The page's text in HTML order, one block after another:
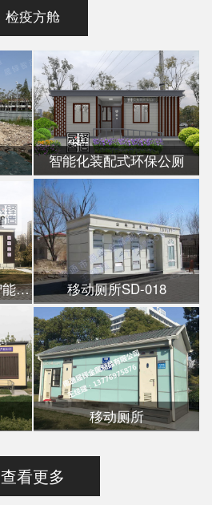
检疫方舱
智能化装配式环保公厕
新型装配式移动环保智能公厕 移动厕所SD-018
移动厕所
查看更多